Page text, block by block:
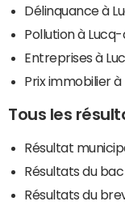
Délinquance à
Pollution à
Entreprises à
Prix immobilier
Tous les
Résultat
Résultats du
Résultats du